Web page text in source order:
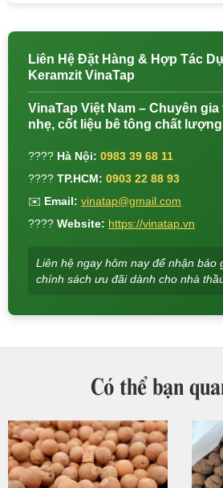
Liên Hệ Đặt Hàng & Hợp Tác
Keramzit VinaTap
VinaTap Việt Nam – Chuyên
nhẹ, cốt liệu bê tông chất
???? Hà Nội: 0983 39 68 11
???? TP.HCM: 0903 22 88 93
✉️ Email: vinatap@gmail.com
???? Website: https://vinatap.vn
Liên hệ ngay hôm nay để nhận báo
chính sách ưu đãi dành cho nhà
Có thể bạn